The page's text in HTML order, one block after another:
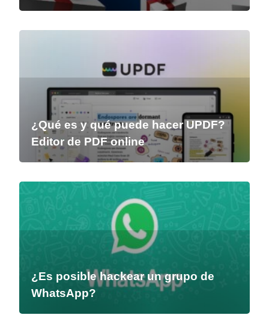
¿Qué es y qué puede hacer UPDF?
Editor de PDF online
¿Es posible hackear un grupo de
WhatsApp?